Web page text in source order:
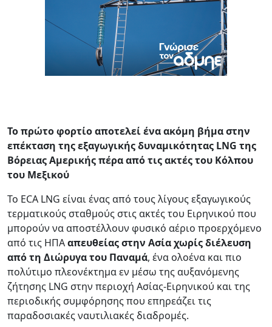
Το πρώτο φορτίο αποτελεί ένα ακόμη βήμα στην
επέκταση της εξαγωγικής δυναμικότητας LNG της
Βόρειας Αμερικής πέρα από τις ακτές του Κόλπου
του Μεξικού
Το ECA LNG είναι ένας από τους λίγους εξαγωγικούς
τερματικούς σταθμούς στις ακτές του Ειρηνικού που
μπορούν να αποστέλλουν φυσικό αέριο προερχόμενο
από τις ΗΠΑαπευθείας στην Ασία χωρίς διέλευση
από τη Διώρυγα του Παναμά, ένα ολοένα και πιο
πολύτιμο πλεονέκτημα εν μέσω της αυξανόμενης
ζήτησης LNG στην περιοχή Ασίας-Ειρηνικού και της
περιοδικής συμφόρησης που επηρεάζει τις
παραδοσιακές ναυτιλιακές διαδρομές.